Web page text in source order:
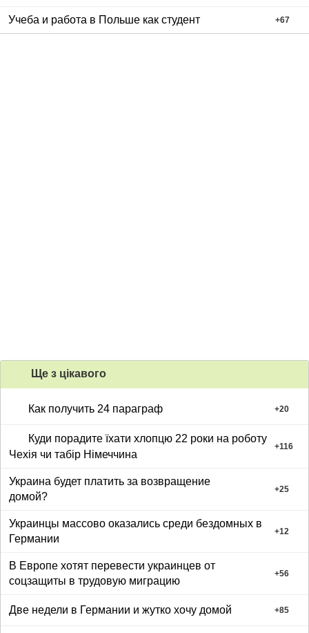
Учеба и работа в Польше как студент +67
Ще з цiкавого
Как получить 24 параграф +20
Куди порадите їхати хлопцю 22 роки на роботу
Чехія чи табір Німеччина
+116
Украина будет платить за возвращение
домой?
+25
Украинцы массово оказались среди бездомных в
Германии
+12
В Европе хотят перевести украинцев от
соцзащиты в трудовую миграцию
+56
Две недели в Германии и жутко хочу домой +85